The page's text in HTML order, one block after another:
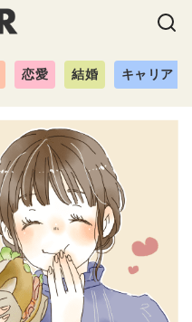
恋愛 結婚 キャリア